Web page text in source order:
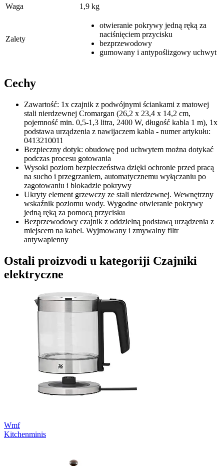
Waga
1,9 kg
Zalety
otwieranie pokrywy jedną ręką za
naciśnięciem przycisku
bezprzewodowy
gumowany i antypoślizgowy uchwyt
Cechy
Zawartość: 1x czajnik z podwójnymi ściankami z matowej
stali nierdzewnej Cromargan (26,2 x 23,4 x 14,2 cm,
pojemność min. 0,5-1,3 litra, 2400 W, długość kabla 1 m), 1x
podstawa urządzenia z nawijaczem kabla - numer artykułu:
0413210011
Bezpieczny dotyk: obudowę pod uchwytem można dotykać
podczas procesu gotowania
Wysoki poziom bezpieczeństwa dzięki ochronie przed pracą
na sucho i przegrzaniem, automatycznemu wyłączaniu po
zagotowaniu i blokadzie pokrywy
Ukryty element grzewczy ze stali nierdzewnej. Wewnętrzny
wskaźnik poziomu wody. Wygodne otwieranie pokrywy
jedną ręką za pomocą przycisku
Bezprzewodowy czajnik z oddzielną podstawą urządzenia z
miejscem na kabel. Wyjmowany i zmywalny filtr
antywapienny
Ostali proizvodi u kategoriji Czajniki
elektryczne
Wmf
Kitchenminis